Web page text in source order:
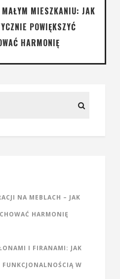
MIESZKANIU: JAK
POWIĘKSZYĆ
HARMONIĘ
NA MEBLACH – JAK
HARMONIĘ
I FIRANAMI: JAK
FUNKCJONALNOŚCIĄ W